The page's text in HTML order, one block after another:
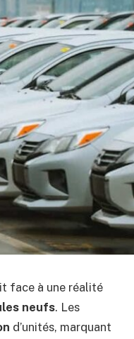
face à une réalité
neufs. Les
d’unités, marquant